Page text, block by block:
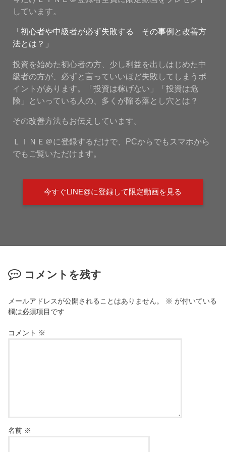
しています。
「初心者や中級者が必ず失敗する その事例と改善方
法とは？」
投資を始めた初心者の方、少し利益を出しはじめた中
級者の方が、必ずと言っていいほど失敗してしまうポ
イントがあります。「投資は稼げない」「投資は危
険」といっている人の、多くが陥る落とし穴とは？
その改善方法もお伝えしています。
ＬＩＮＥ＠に登録するだけで、PCからでもスマホから
でもご覧いただけます。
今すぐLINE@に登録して限定動画を見る
コメントを残す
メールアドレスが公開されることはありません。 ※ が付いている
欄は必須項目です
コメント ※
名前 ※